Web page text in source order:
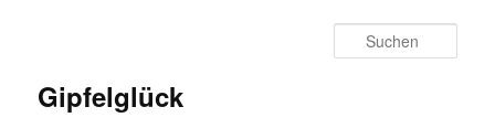
Gipfelglück